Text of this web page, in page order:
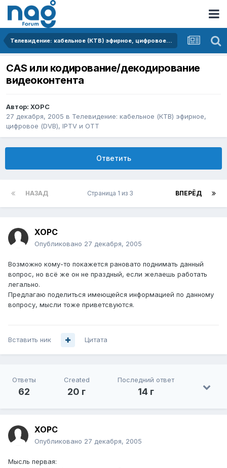
Телевидение: кабельное (КТВ) эфирное, цифровое (DVB), IPTV и OTT
CAS или кодирование/декодирование
видеоконтента
Автор: XOPC
27 декабря, 2005 в Телевидение: кабельное (КТВ) эфирное,
цифровое (DVB), IPTV и OTT
Ответить
НАЗАД ВПЕРЁД
Страница 1 из 3
XOPC
Опубликовано 27 декабря, 2005
Возможно кому-то покажется рановато поднимать данный
вопрос, но всё же он не праздный, если желаешь работать
легально.
Предлагаю поделиться имеющейся информацией по данному
вопросу, мысли тоже приветсвуются.
Вставить ник Цитата
Ответы
62
Created
20 г
Последний ответ
14 г
XOPC
Опубликовано 27 декабря, 2005
Мысль первая: